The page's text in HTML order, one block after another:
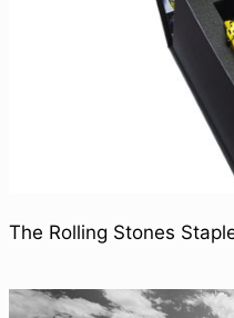
The Rolling Stones